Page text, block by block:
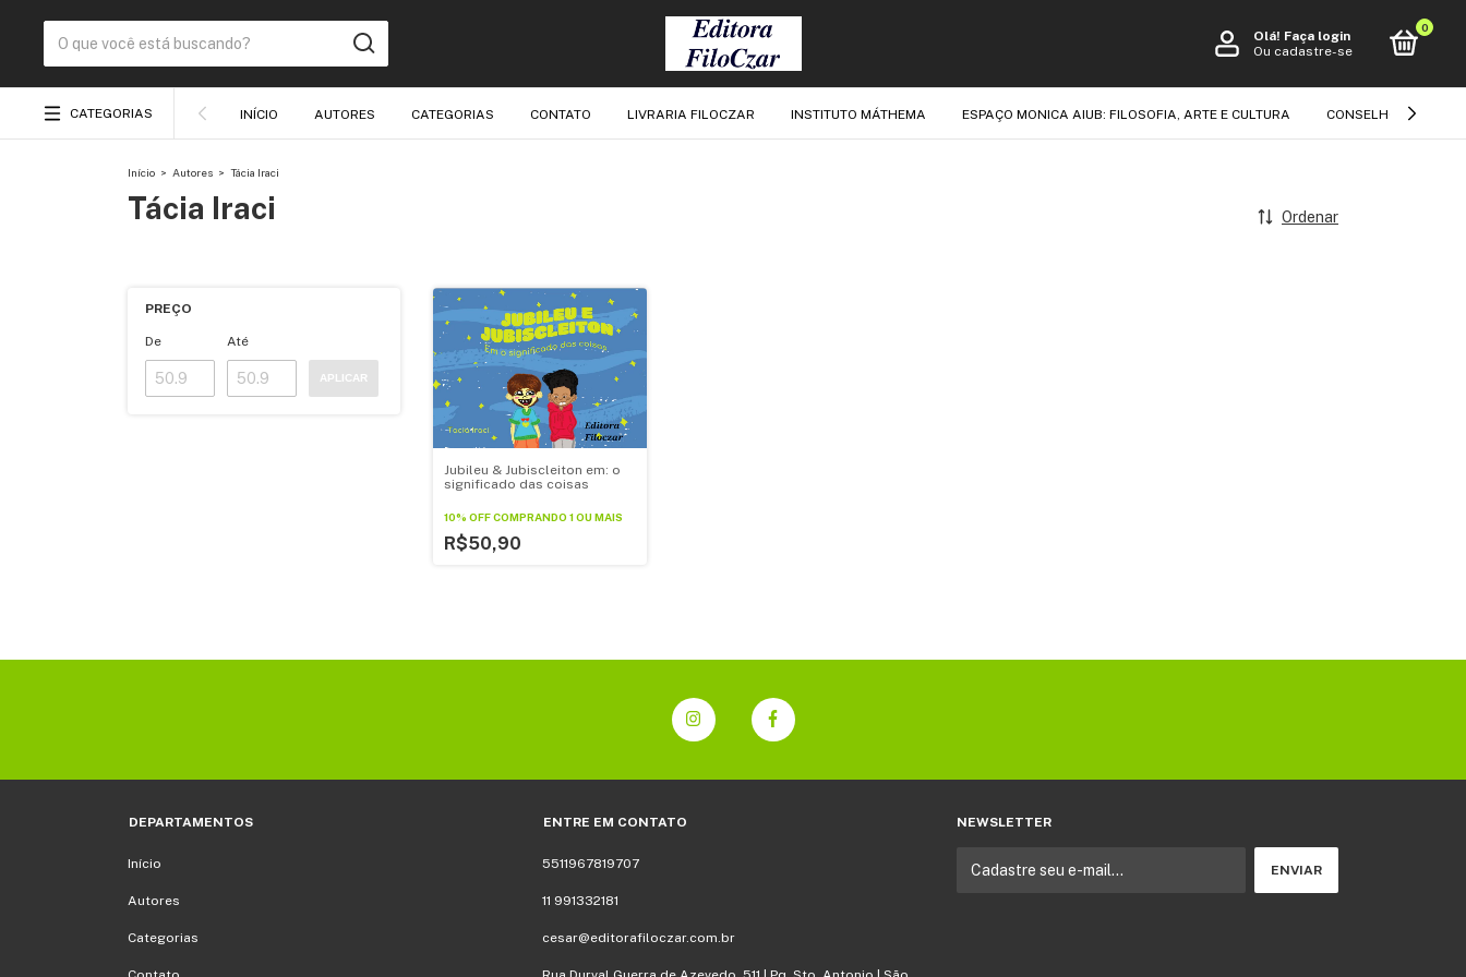
Olá! Faça login
Ou cadastre-se
0
CATEGORIAS INÍCIO AUTORES CATEGORIAS CONTATO LIVRARIA FILOCZAR INSTITUTO MÁTHEMA ESPAÇO MONICA AIUB: FILOSOFIA, ARTE E CULTURA CONSELHO
Início > Autores > Tácia Iraci
Tácia Iraci Ordenar
PREÇO
De Até
APLICAR
Jubileu & Jubiscleiton em: o
significado das coisas
10% OFFCOMPRANDO 1 OU MAIS
R$50,90
DEPARTAMENTOS
Início
Autores
Categorias
ENTRE EM CONTATO
5511967819707
11 991332181
cesar@editorafiloczar.com.br
NEWSLETTER